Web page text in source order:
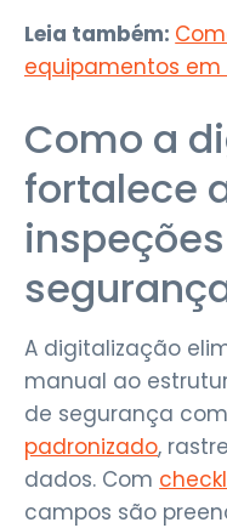
Leia também:
equipamentos
Como a
fortalece
A digitalização
manual ao
de segurança
padronizado,
dados. Com
campos são